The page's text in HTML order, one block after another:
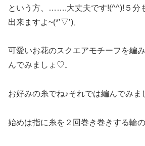
という方、…….大丈夫です!(^^)!５分
出来ますよ~(*’▽’)。
可愛いお花のスクエアモチーフを編
んでみましょ♡。
お好みの糸でね♪それでは編んでみま
始めは指に糸を２回巻き巻きする輪